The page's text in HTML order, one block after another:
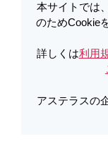
本サイトでは
のためCookie
詳しくは利用
アステラスの